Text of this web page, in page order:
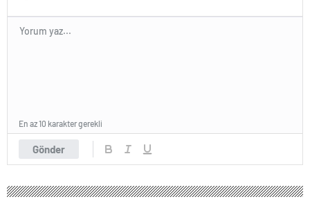
Gönder
En az 10 karakter gerekli